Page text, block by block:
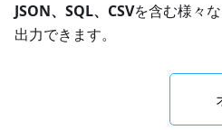
JSON、SQL、CSVを含む様々
出力できます。